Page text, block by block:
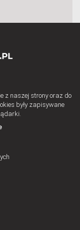
z naszej strony oraz do
były zapisywane